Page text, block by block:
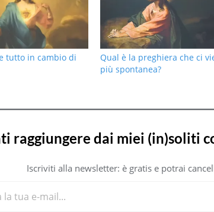
tutto in cambio di
Qual è la preghiera che ci
più spontanea?
raggiungere dai miei (in)soliti
Iscriviti alla newsletter: è gratis e potrai